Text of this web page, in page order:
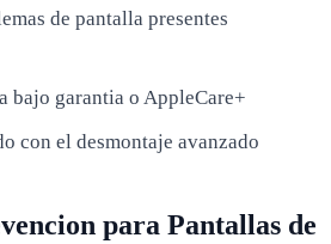
de pantalla presentes
bajo garantia o AppleCare+
con el desmontaje avanzado
para Pantallas de